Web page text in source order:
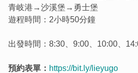
青岐港→沙溪堡→勇士堡
遊程時間：2小時50分鐘
出發時間：8:30、9:00、10:00、
預約表單： https://bit.ly/lieyugo